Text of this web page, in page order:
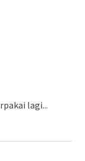
lagi...